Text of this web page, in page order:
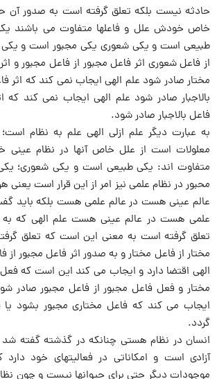
حادثه نیست بلکه تعلق گرفته است به صدور آن
خاص خودش علل و فاعلها متفاوت می باشند
طبیعى است و یکى شعورى یکى مجبور است و یکى
از فاعل شعورى اثر فاعل مجبور از فاعل مجبور و
مختار صادر شود علم الهى ایجاب نمی کند که اثر
بالاجبار صادر شود علم الهى ایجاب نمی کند که
فاعل بالاجبار صادر شود.
به عبارت دیگر علم ازلى الهى علم به نظام
معلولات است از علل خاص آنها در نظام عینى
متفاوت اند: یکى طبیعى است و یکى شعورى؛
محبور در نظام علمى نیز امر از این قرار است یعنى
عالم عینى هست در عالم علمى هست بلکه باید
علمى هست در عالم عینى هست علم الهى که به
تعلق گرفته است به معنى این است که تعلق
مختار از فاعل مختار و به صدور اثر فاعل مجبور از
الهى اقتضا دارد و ایجاب می کند این است که
مختار و فعل فاعل مجبور از فاعل مجبور صادر
ایجاب می کند که فاعل مختارى مجبور بشود یا
گردد.
انسان در نظام هستى چنانکه در گذشته گفته شد
آزادى است و امکاناتى در فعالیتهاى خود دارد
موجودات دیگر حتى براى حیوانها نیست و چون